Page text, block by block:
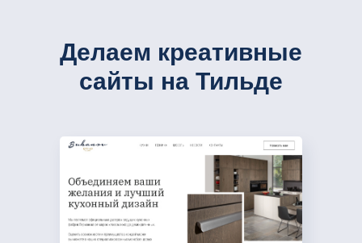
Делаем креативные
сайты на Тильде